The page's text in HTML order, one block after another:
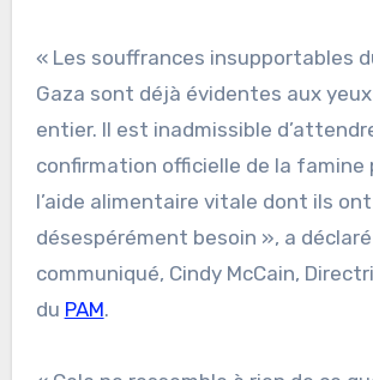
« Les souffrances insupportables
Gaza sont déjà évidentes aux
entier. Il est inadmissible
confirmation officielle de la famine
l’aide alimentaire vitale dont ils ont
désespérément besoin », a
communiqué, Cindy McCain,
du PAM.